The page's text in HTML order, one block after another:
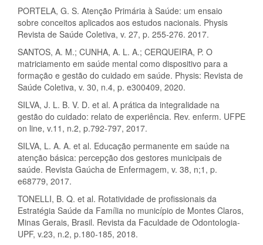
PORTELA, G. S. Atenção Primária à Saúde: um ensaio
sobre conceitos aplicados aos estudos nacionais. Physis
Revista de Saúde Coletiva, v. 27, p. 255-276. 2017.
SANTOS, A. M.; CUNHA, A. L. A.; CERQUEIRA, P. O
matriciamento em saúde mental como dispositivo para a
formação e gestão do cuidado em saúde. Physis: Revista de
Saúde Coletiva, v. 30, n.4, p. e300409, 2020.
SILVA, J. L. B. V. D. et al. A prática da integralidade na
gestão do cuidado: relato de experiência. Rev. enferm. UFPE
on line, v.11, n.2, p.792-797, 2017.
SILVA, L. A. A. et al. Educação permanente em saúde na
atenção básica: percepção dos gestores municipais de
saúde. Revista Gaúcha de Enfermagem, v. 38, n;1, p.
e68779, 2017.
TONELLI, B. Q. et al. Rotatividade de profissionais da
Estratégia Saúde da Família no município de Montes Claros,
Minas Gerais, Brasil. Revista da Faculdade de Odontologia-
UPF, v.23, n.2, p.180-185, 2018.